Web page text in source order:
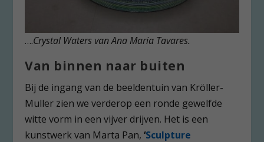
….Crystal Waters van Ana Maria Tavares.
Van binnen naar buiten
Bij de ingang van de beeldentuin van Kröller-
Muller zien we verderop een ronde gewelfde
witte vorm in een vijver drijven. Het is een
kunstwerk van Marta Pan, ‘Sculpture